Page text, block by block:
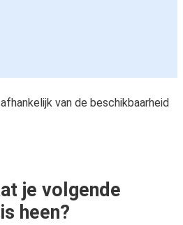
van de beschikbaarheid
je volgende
heen?